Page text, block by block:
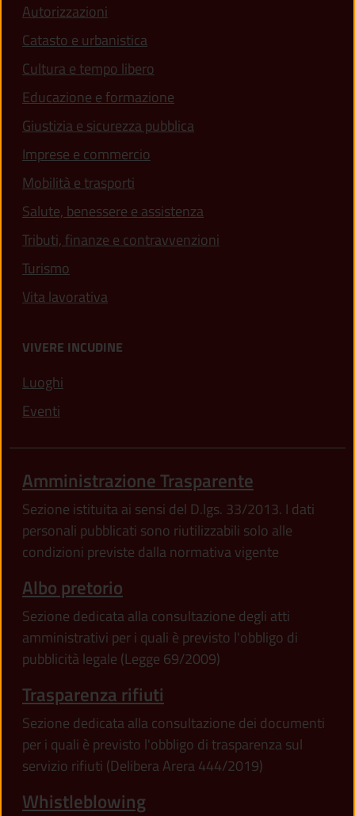
Autorizzazioni
Catasto e urbanistica
Cultura e tempo libero
Educazione e formazione
Giustizia e sicurezza pubblica
Imprese e commercio
Mobilità e trasporti
Salute, benessere e assistenza
Tributi, finanze e contravvenzioni
Turismo
Vita lavorativa
VIVERE INCUDINE
Luoghi
Eventi
Amministrazione Trasparente
Sezione istituita ai sensi del D.lgs. 33/2013. I dati
personali pubblicati sono riutilizzabili solo alle
condizioni previste dalla normativa vigente
Albo pretorio
Sezione dedicata alla consultazione degli atti
amministrativi per i quali è previsto l'obbligo di
pubblicità legale (Legge 69/2009)
Trasparenza rifiuti
Sezione dedicata alla consultazione dei documenti
per i quali è previsto l'obbligo di trasparenza sul
servizio rifiuti (Delibera Arera 444/2019)
Whistleblowing